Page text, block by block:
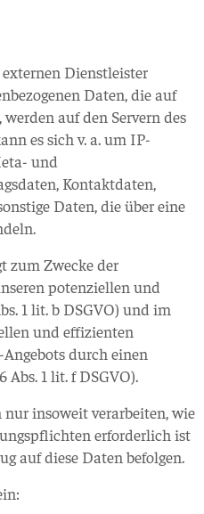
Dienstleister
Daten, die auf
auf den Servern des
es sich v. a. um IP-
und
Kontaktdaten,
Daten, die über eine
zum Zwecke der
potenziellen und
1 lit. b DSGVO) und im
und effizienten
durch einen
1 lit. f DSGVO).
insoweit verarbeiten, wie
erforderlich ist
auf diese Daten befolgen.